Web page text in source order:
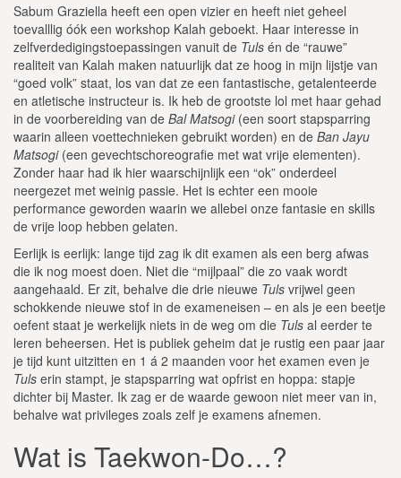
Sabum Graziella heeft een open vizier en heeft niet geheel
toevalllig óók een workshop Kalah geboekt. Haar interesse in
zelfverdedigingstoepassingen vanuit de Tuls én de “rauwe”
realiteit van Kalah maken natuurlijk dat ze hoog in mijn lijstje van
“goed volk” staat, los van dat ze een fantastische, getalenteerde
en atletische instructeur is. Ik heb de grootste lol met haar gehad
in de voorbereiding van de Bal Matsogi(een soort stapsparring
waarin alleen voettechnieken gebruikt worden) en de Ban Jayu
Matsogi(een gevechtschoreografie met wat vrije elementen).
Zonder haar had ik hier waarschijnlijk een “ok” onderdeel
neergezet met weinig passie. Het is echter een mooie
performance geworden waarin we allebei onze fantasie en skills
de vrije loop hebben gelaten.
Eerlijk is eerlijk: lange tijd zag ik dit examen als een berg afwas
die ik nog moest doen. Niet die “mijlpaal” die zo vaak wordt
aangehaald. Er zit, behalve die drie nieuwe Tuls vrijwel geen
schokkende nieuwe stof in de exameneisen – en als je een beetje
oefent staat je werkelijk niets in de weg om die Tuls al eerder te
leren beheersen. Het is publiek geheim dat je rustig een paar jaar
je tijd kunt uitzitten en 1 á 2 maanden voor het examen even je
Tuls erin stampt, je stapsparring wat opfrist en hoppa: stapje
dichter bij Master. Ik zag er de waarde gewoon niet meer van in,
behalve wat privileges zoals zelf je examens afnemen.
Wat is Taekwon-Do…?